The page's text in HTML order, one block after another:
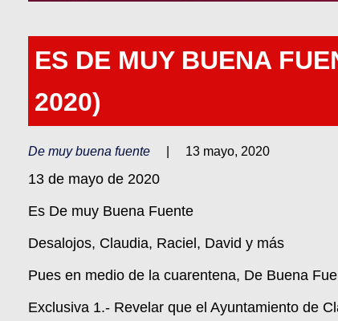
ES DE MUY BUENA
2020)
De muy buena fuente 13 mayo, 2020
13 de mayo de 2020
Es De muy Buena Fuente
Desalojos, Claudia, Raciel, David y más
Pues en medio de la cuarentena, De Buena
Exclusiva 1.- Revelar que el Ayuntamiento de